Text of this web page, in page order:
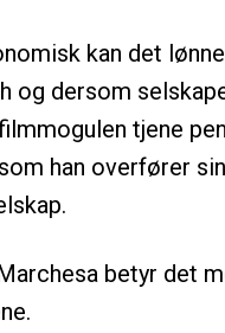
kan det
og dersom
tjene
han overfører
betyr det